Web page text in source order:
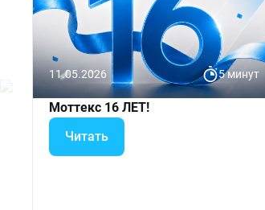
11.05.2026
Моттекс 16 ЛЕТ!
Читать
5 минут